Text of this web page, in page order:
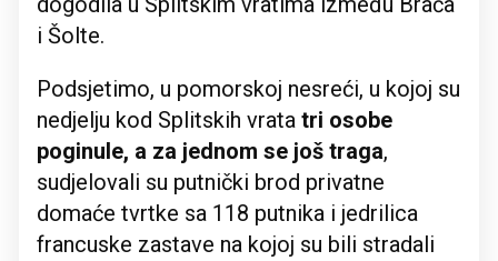
i Šolte.
Podsjetimo, u pomorskoj nesreći, u kojoj su
nedjelju kod Splitskih vrata tri osobe
poginule, a za jednom se još traga,
sudjelovali su putnički brod privatne
domaće tvrtke sa 118 putnika i jedrilica
francuske zastave na kojoj su bili stradali